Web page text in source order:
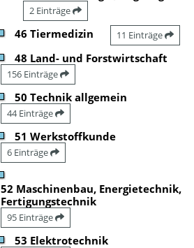
2 Einträge
46 Tiermedizin 11 Einträge
48 Land- und Forstwirtschaft
156 Einträge
50 Technik allgemein
44 Einträge
51 Werkstoffkunde
6 Einträge
52 Maschinenbau, Energietechnik,
Fertigungstechnik
95 Einträge
53 Elektrotechnik